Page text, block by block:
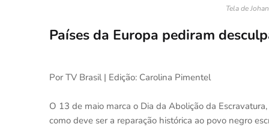
Tela de
Países da Europa pediram
Por TV Brasil | Edição: Carolina Pimentel
O 13 de maio marca o Dia da Abolição da
como deve ser a reparação histórica ao povo negro